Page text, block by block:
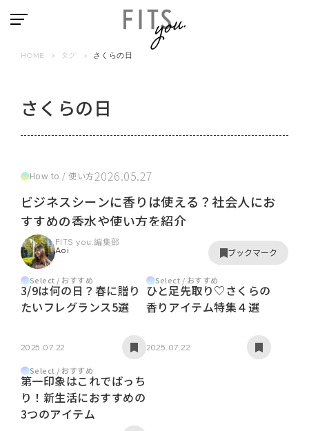
HOME タグ さくらの日
さくらの日
How to / 使い方2026.05.27
ビジネスシーンに香りは使える？社会人にお
すすめの香水や使い方を紹介
FITS you.編集部
Aoi
ブックマーク
Select / おすすめ
3/9は何の日？春に贈り
たいフレグランス5選
2025.07.22
Select / おすすめ
ひと足先取り♡さくらの
香りアイテム特集４選
2025.07.22
Select / おすすめ
第一印象はこれでばっち
り！新生活におすすめの
3つのアイテム